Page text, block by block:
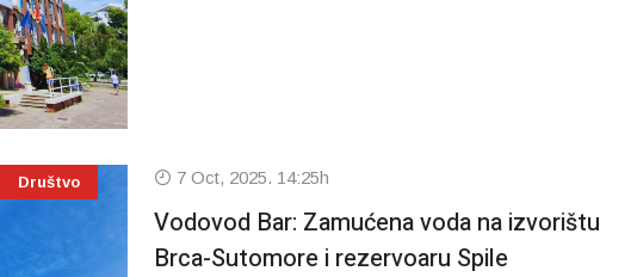
Društvo 7 Oct, 2025. 14:25h
Vodovod Bar: Zamućena voda na izvorištu
Brca-Sutomore i rezervoaru Spile